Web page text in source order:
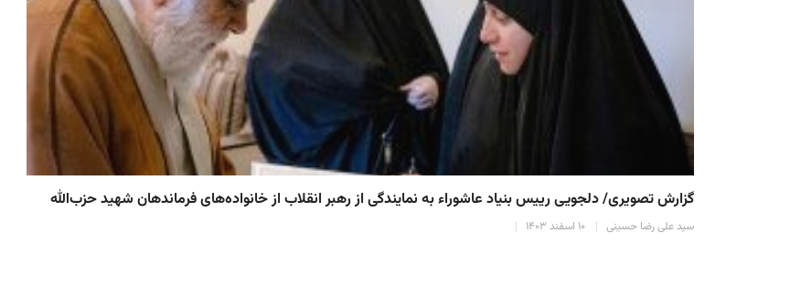
گزارش تصویری/ دلجویی رییس بنیاد عاشوراء به نمایندگی از رهبر انقلاب از خانواده‌های فرماندهان شهید حزب‌الله
سید علی رضا حسینی ۱۰ اسفند ۱۴۰۳